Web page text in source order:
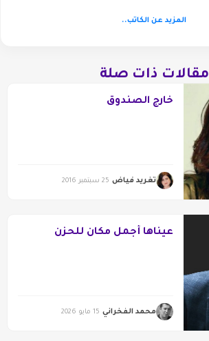
المزيد عن الكاتب..
مقالات ذات صلة
خارج الصندوق
تغريد فياض 25 سبتمبر 2016
عيناها أجمل مكان للحزن
محمد الفخراني 15 مايو 2026